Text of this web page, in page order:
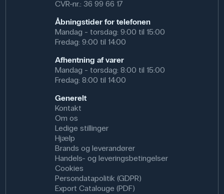
CVR-nr.: 36 99 66 17
Åbningstider for telefonen
Mandag - torsdag: 9:00 til 15:00
Fredag: 9:00 til 14:00
Afhentning af varer
Mandag - torsdag: 8:00 til 15:00
Fredag: 8:00 til 14:00
Generelt
Kontakt
Om os
Ledige stillinger
Hjælp
Brands og leverandører
Handels- og leveringsbetingelser
Cookies
Persondatapolitik (GDPR)
Export Catalouge (PDF)